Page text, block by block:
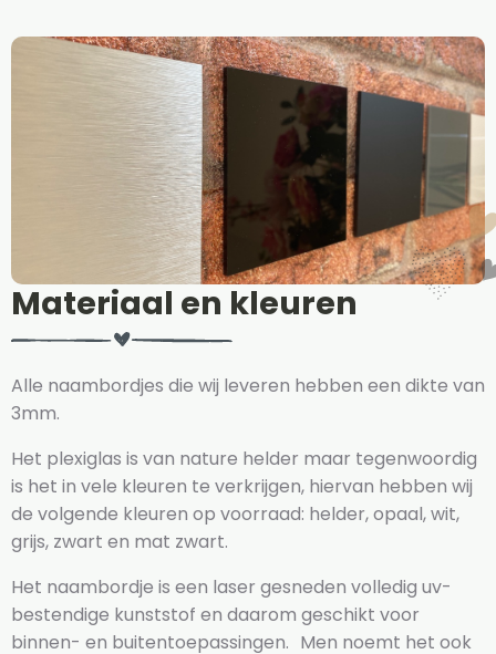
Materiaal en kleuren
Alle naambordjes die wij leveren hebben een dikte van
3mm.
Het plexiglas is van nature helder maar tegenwoordig
is het in vele kleuren te verkrijgen, hiervan hebben wij
de volgende kleuren op voorraad: helder, opaal, wit,
grijs, zwart en mat zwart.
Het naambordje is een laser gesneden volledig uv-
bestendige kunststof en daarom geschikt voor
binnen- en buitentoepassingen. Men noemt het ook